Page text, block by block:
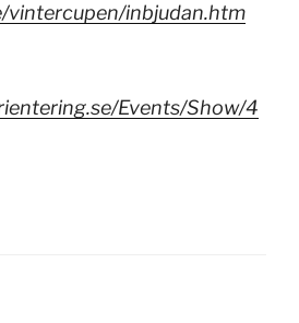
vintercupen/inbjudan.htm
Events/Show/4